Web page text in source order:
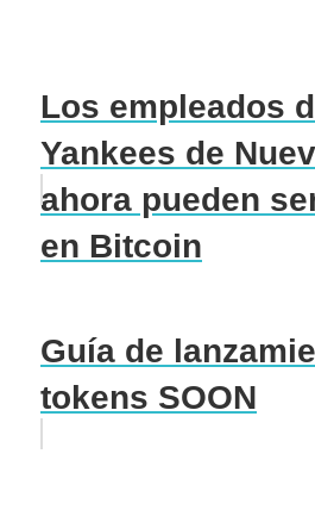
Los empleados
Yankees de
ahora pueden
en Bitcoin
Guía de
tokens SOON